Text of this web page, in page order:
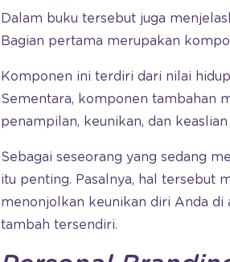
Dalam buku tersebut juga
Bagian pertama merupakan
Komponen ini terdiri dari nilai
Sementara, komponen tambahan
penampilan, keunikan, dan
Sebagai seseorang yang sedang
itu penting. Pasalnya, hal tersebut
menonjolkan keunikan diri Anda di
tambah tersendiri.